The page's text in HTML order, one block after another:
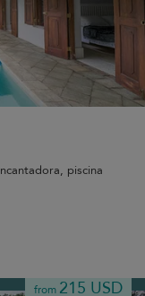
piscina
from 215 USD